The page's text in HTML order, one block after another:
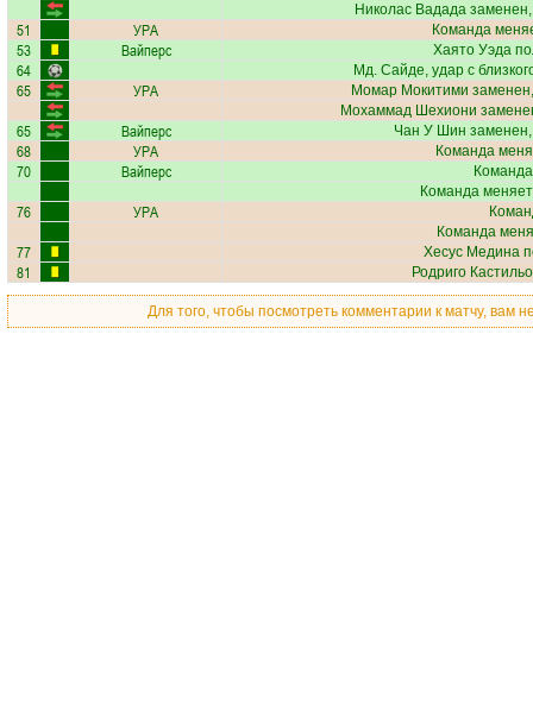
Николас Вадада
51 УРА Команда
53 Вайперс Хаято Уэда
64 Мд. Сайде, удар с
65 УРА Момар Мокитими
Мохаммад Шехиони
65 Вайперс Чан У Шин
68 УРА Команда
70 Вайперс
Команда
76 УРА
Команда
77 Хесус Медина
81 Родриго Кастильо
Для того, чтобы посмотреть комментарии к матчу, вам